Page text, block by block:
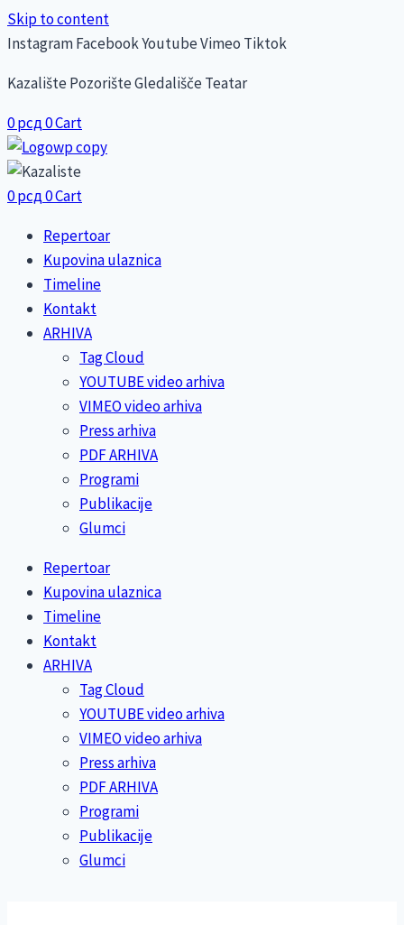
Skip to content
InstagramFacebookYoutubeVimeo Tiktok
Kazalište Pozorište Gledališče Teatar
0рсд0Cart
0рсд0Cart
Repertoar
Kupovina ulaznica
Timeline
Kontakt
ARHIVA
Tag Cloud
YOUTUBE video arhiva
VIMEO video arhiva
Press arhiva
PDF ARHIVA
Programi
Publikacije
Glumci
Repertoar
Kupovina ulaznica
Timeline
Kontakt
ARHIVA
Tag Cloud
YOUTUBE video arhiva
VIMEO video arhiva
Press arhiva
PDF ARHIVA
Programi
Publikacije
Glumci